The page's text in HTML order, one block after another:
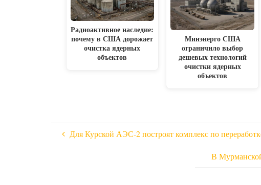
Радиоактивное наследие:
почему в США дорожает
очистка ядерных
объектов
Минэнерго США
ограничило выбор
дешевых технологий
очистки ядерных
объектов
Для Курской АЭС-2 построят комплекс по
В